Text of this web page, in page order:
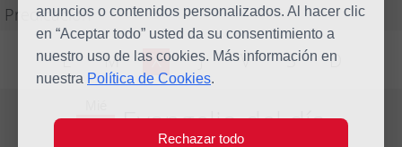
anuncios o contenidos personalizados. Al hacer clic
en “Aceptar todo” usted da su consentimiento a
nuestro uso de las cookies. Más información en
nuestra Política de Cookies.
Rechazar todo
Predicación
L M X J V S D
5 Evangelio del día